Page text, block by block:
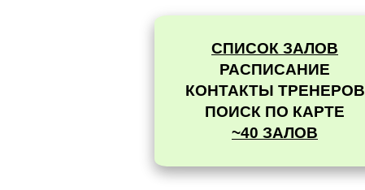
СПИСОК ЗАЛОВ
РАСПИСАНИЕ
КОНТАКТЫ ТРЕНЕРОВ
ПОИСК ПО КАРТЕ
~40 ЗАЛОВ